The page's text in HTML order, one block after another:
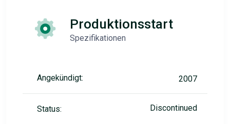
Produktionsstart
Spezifikationen
Angekündigt: 2007
Status: Discontinued